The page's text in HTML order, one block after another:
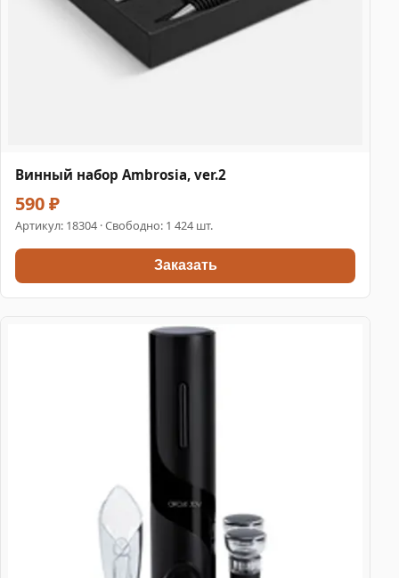
Винный набор Ambrosia, ver.2
590 ₽
Артикул: 18304 · Свободно: 1 424 шт.
Заказать